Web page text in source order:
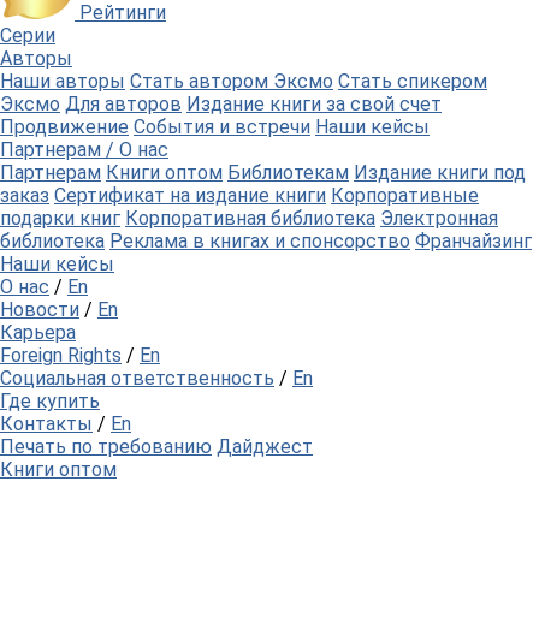
Рейтинги
Серии
Авторы
Наши авторы Стать автором Эксмо Стать спикером
Эксмо Для авторов Издание книги за свой счет
Продвижение События и встречи Наши кейсы
Партнерам / О нас
Партнерам Книги оптом Библиотекам Издание книги под
заказ Сертификат на издание книги Корпоративные
подарки книг Корпоративная библиотека Электронная
библиотека Реклама в книгах и спонсорство Франчайзинг
Наши кейсы
О нас / En
Новости / En
Карьера
Foreign Rights / En
Социальная ответственность / En
Где купить
Контакты / En
Печать по требованию Дайджест
Книги оптом